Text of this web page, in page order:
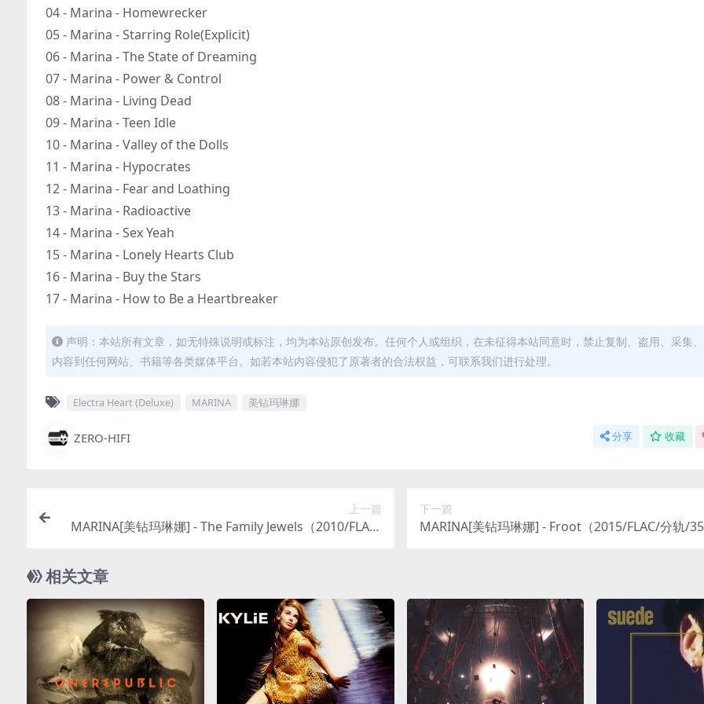
04 - Marina - Homewrecker
05 - Marina - Starring Role(Explicit)
06 - Marina - The State of Dreaming
07 - Marina - Power & Control
08 - Marina - Living Dead
09 - Marina - Teen Idle
10 - Marina - Valley of the Dolls
11 - Marina - Hypocrates
12 - Marina - Fear and Loathing
13 - Marina - Radioactive
14 - Marina - Sex Yeah
15 - Marina - Lonely Hearts Club
16 - Marina - Buy the Stars
17 - Marina - How to Be a Heartbreaker
声明：本站所有文章，如无特殊说明或标注，均为本站原创发布。任何个人或组织，在未征得本站同意时，禁止复制、盗用、采集
内容到任何网站、书籍等各类媒体平台。如若本站内容侵犯了原著者的合法权益，可联系我们进行处理。
Electra Heart (Deluxe) MARINA 美钻玛琳娜
ZERO-HIFI 分享 收藏
上一篇
MARINA[美钻玛琳娜] - The Family Jewels（2010/FLAC/
下一篇
MARINA[美钻玛琳娜] - Froot（2015/FLAC/分轨/
相关文章